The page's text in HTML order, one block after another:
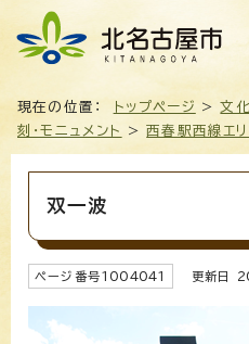
現在の位置： トップページ >文
刻・モニュメント
>西春駅西線エリ
双一波
ページ番号1004041 更新日